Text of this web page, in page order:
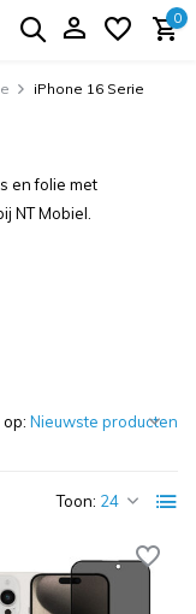
0
iPhone 16 Serie
en folie met
NT Mobiel.
Toon: